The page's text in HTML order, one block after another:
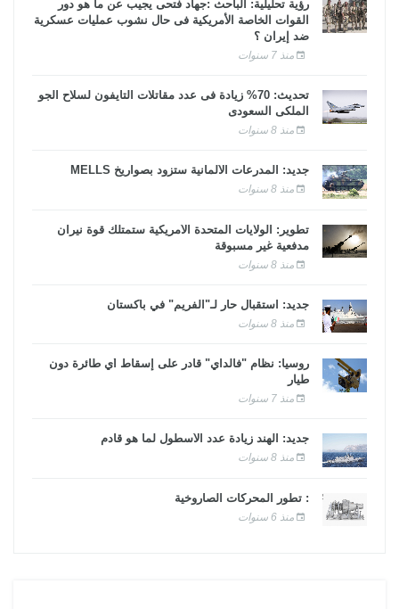
رؤية تحليلية: الباحث :جهاد فتحى يجيب عن ما هو دور
القوات الخاصة الأمريكية فى حال نشوب عمليات عسكرية
ضد إيران ؟
منذ 7 سنوات
تحديث: 70% زيادة فى عدد مقاتلات التايفون لسلاح الجو
الملكى السعودى
منذ 8 سنوات
جديد: المدرعات الألمانية ستزود بصواريخ MELLS
منذ 8 سنوات
تطوير: الولايات المتحدة الأمريكية ستمتلك قوة نيران
مدفعية غير مسبوقة
منذ 8 سنوات
جديد: استقبال حار لـ"الفريم" في باكستان
منذ 8 سنوات
روسيا: نظام "فالداي" قادر على إسقاط أي طائرة دون
طيار
منذ 7 سنوات
جديد: الهند زيادة عدد الأسطول لما هو قادم
منذ 8 سنوات
: تطور المحركات الصاروخية
منذ 6 سنوات